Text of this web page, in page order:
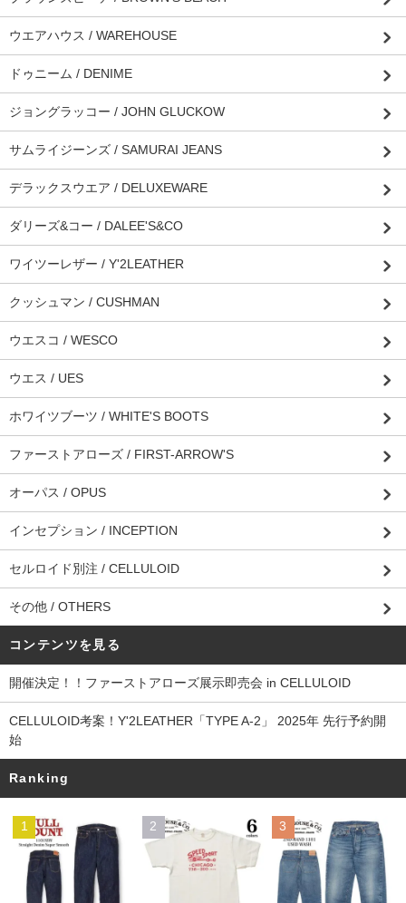
ウエアハウス / WAREHOUSE
ドゥニーム / DENIME
ジョングラッコー / JOHN GLUCKOW
サムライジーンズ / SAMURAI JEANS
デラックスウエア / DELUXEWARE
ダリーズ&コー / DALEE'S&CO
ワイツーレザー / Y'2LEATHER
クッシュマン / CUSHMAN
ウエスコ / WESCO
ウエス / UES
ホワイツブーツ / WHITE'S BOOTS
ファーストアローズ / FIRST-ARROW'S
オーパス / OPUS
インセプション / INCEPTION
セルロイド別注 / CELLULOID
その他 / OTHERS
コンテンツを見る
開催決定！！ファーストアローズ展示即売会 in CELLULOID
CELLULOID考案！Y'2LEATHER「TYPE A-2」 2025年 先行予約開
始
Ranking
1 2 3